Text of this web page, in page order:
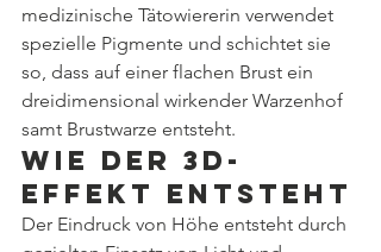
medizinische Tätowiererin verwendet
spezielle Pigmente und schichtet sie
so, dass auf einer flachen Brust ein
dreidimensional wirkender Warzenhof
samt Brustwarze entsteht.
Wie der 3D-
Effekt entsteht
Der Eindruck von Höhe entsteht durch